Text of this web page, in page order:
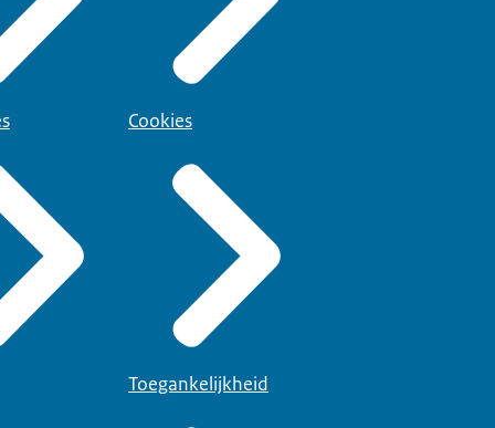
Cookies
Toegankelijkheid